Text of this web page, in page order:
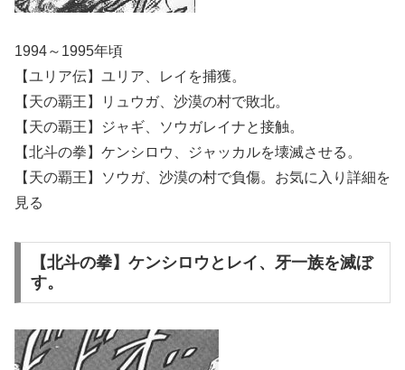
1994～1995年頃
【ユリア伝】ユリア、レイを捕獲。
【天の覇王】リュウガ、沙漠の村で敗北。
【天の覇王】ジャギ、ソウガレイナと接触。
【北斗の拳】ケンシロウ、ジャッカルを壊滅させる。
【天の覇王】ソウガ、沙漠の村で負傷。お気に入り詳細を
見る
【北斗の拳】ケンシロウとレイ、牙一族を滅ぼ
す。